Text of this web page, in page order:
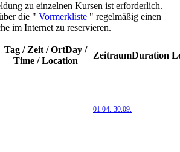
zu einzelnen Kursen ist erforderlich.
die " Vormerkliste " regelmäßig einen
im Internet zu reservieren.
Tag / Zeit / OrtDay /
Time / Location
ZeitraumDuration
01.04.-30.09.